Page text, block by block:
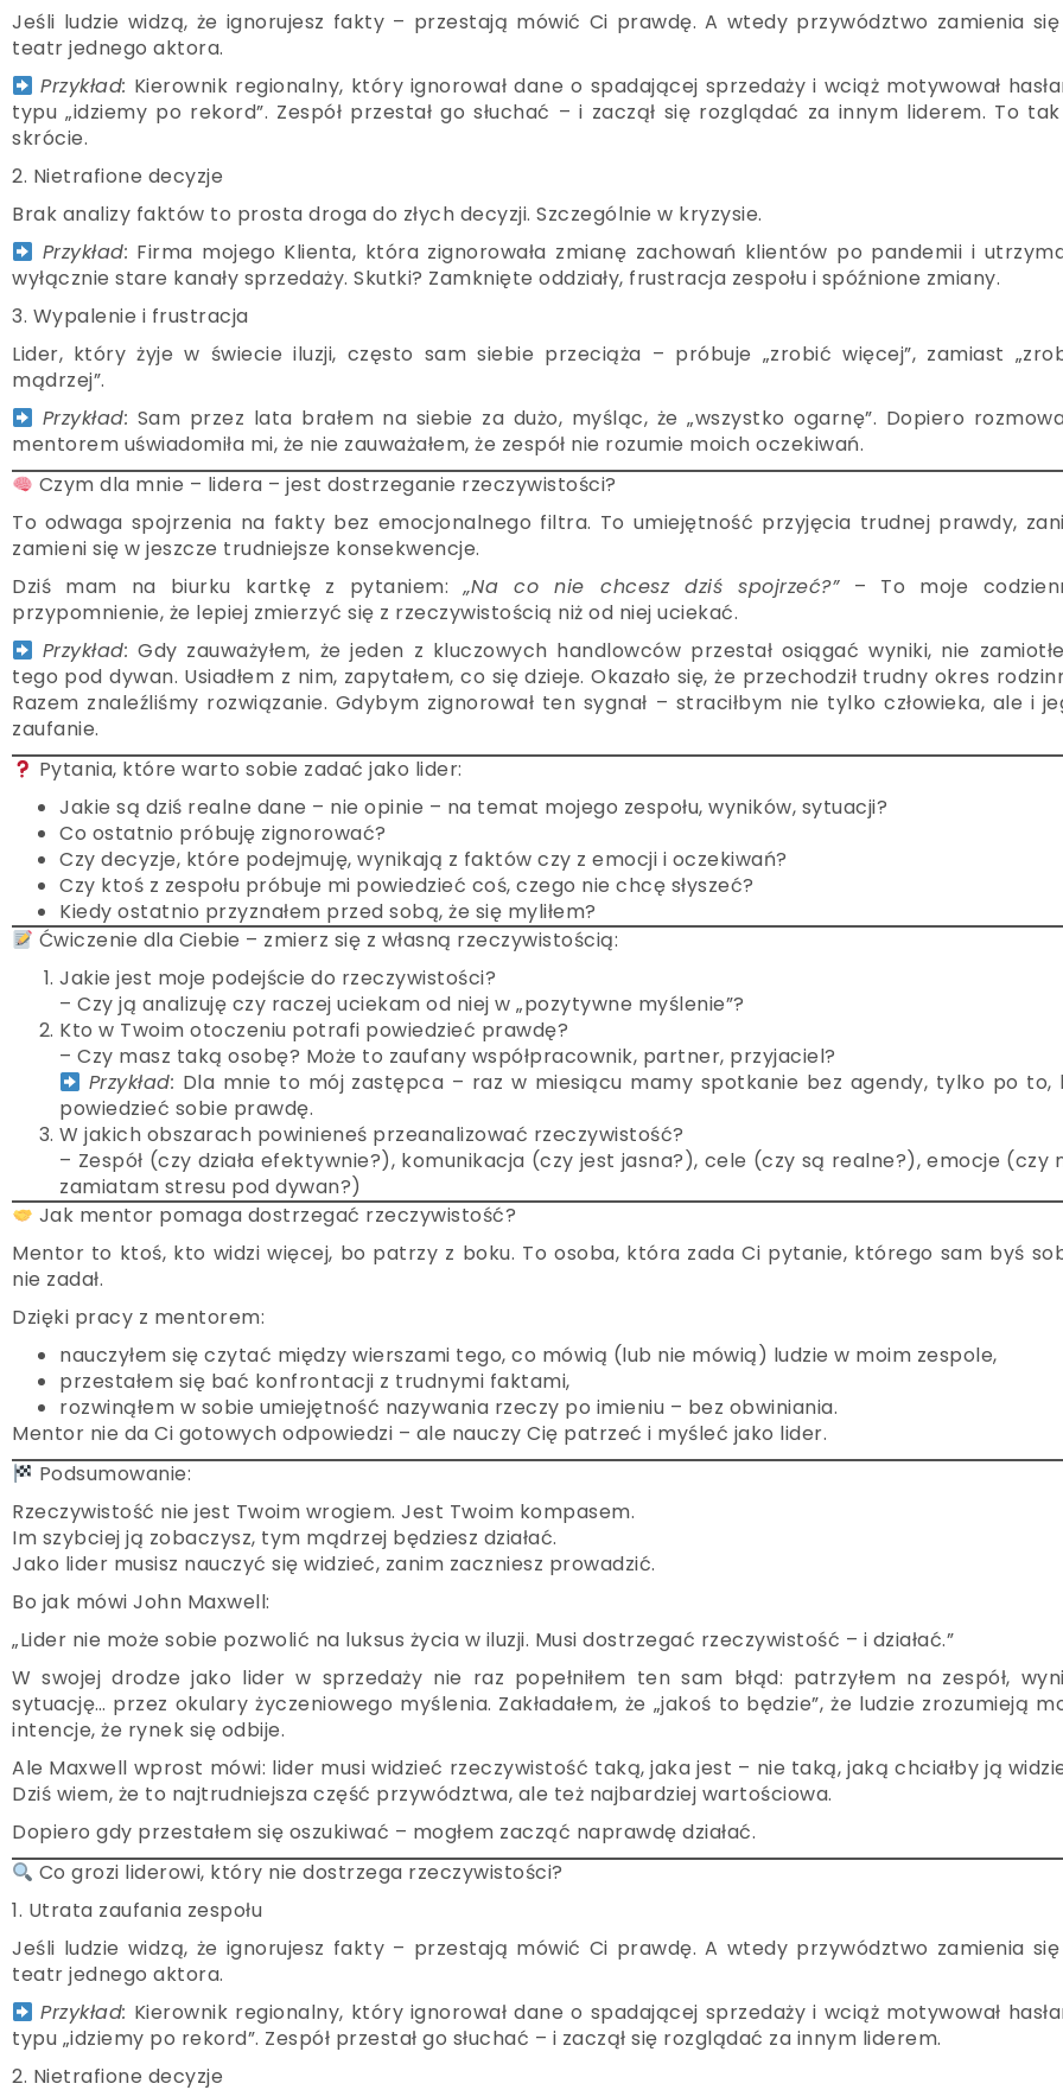
Jeśli ludzie widzą, że ignorujesz fakty – przestają mówić Ci prawdę. A wtedy przywództwo zamienia
teatr jednego aktora.
Przykład: Kierownik regionalny, który ignorował dane o spadającej sprzedaży i wciąż motywował
typu „idziemy po rekord”. Zespół przestał go słuchać – i zaczął się rozglądać za innym liderem. To
skrócie.
2. Nietrafione decyzje
Brak analizy faktów to prosta droga do złych decyzji. Szczególnie w kryzysie.
Przykład: Firma mojego Klienta, która zignorowała zmianę zachowań klientów po pandemii i
wyłącznie stare kanały sprzedaży. Skutki? Zamknięte oddziały, frustracja zespołu i spóźnione zmiany.
3. Wypalenie i frustracja
Lider, który żyje w świecie iluzji, często sam siebie przeciąża – próbuje „zrobić więcej”, zamiast
mądrzej”.
Przykład: Sam przez lata brałem na siebie za dużo, myśląc, że „wszystko ogarnę”. Dopiero
mentorem uświadomiła mi, że nie zauważałem, że zespół nie rozumie moich oczekiwań.
Czym dla mnie – lidera – jest dostrzeganie rzeczywistości?
To odwaga spojrzenia na fakty bez emocjonalnego filtra. To umiejętność przyjęcia trudnej prawdy,
zamieni się w jeszcze trudniejsze konsekwencje.
Dziś mam na biurku kartkę z pytaniem:„Na co nie chcesz dziś spojrzeć?”– To moje
przypomnienie, że lepiej zmierzyć się z rzeczywistością niż od niej uciekać.
Przykład: Gdy zauważyłem, że jeden z kluczowych handlowców przestał osiągać wyniki, nie
tego pod dywan. Usiadłem z nim, zapytałem, co się dzieje. Okazało się, że przechodził trudny okres
Razem znaleźliśmy rozwiązanie. Gdybym zignorował ten sygnał – straciłbym nie tylko człowieka, ale i
zaufanie.
Pytania, które warto sobie zadać jako lider:
Jakie są dziś realne dane – nie opinie – na temat mojego zespołu, wyników, sytuacji?
Co ostatnio próbuję zignorować?
Czy decyzje, które podejmuję, wynikają z faktów czy z emocji i oczekiwań?
Czy ktoś z zespołu próbuje mi powiedzieć coś, czego nie chcę słyszeć?
Kiedy ostatnio przyznałem przed sobą, że się myliłem?
Ćwiczenie dla Ciebie – zmierz się z własną rzeczywistością:
Jakie jest moje podejście do rzeczywistości?
– Czy ją analizuję czy raczej uciekam od niej w „pozytywne myślenie”?
Kto w Twoim otoczeniu potrafi powiedzieć prawdę?
– Czy masz taką osobę? Może to zaufany współpracownik, partner, przyjaciel?
Przykład: Dla mnie to mój zastępca – raz w miesiącu mamy spotkanie bez agendy, tylko po to,
powiedzieć sobie prawdę.
W jakich obszarach powinieneś przeanalizować rzeczywistość?
– Zespół (czy działa efektywnie?), komunikacja (czy jest jasna?), cele (czy są realne?), emocje (czy
zamiatam stresu pod dywan?)
Jak mentor pomaga dostrzegać rzeczywistość?
Mentor to ktoś, kto widzi więcej, bo patrzy z boku. To osoba, która zada Ci pytanie, którego sam byś
nie zadał.
Dzięki pracy z mentorem:
nauczyłem się czytać między wierszami tego, co mówią (lub nie mówią) ludzie w moim zespole,
przestałem się bać konfrontacji z trudnymi faktami,
rozwinąłem w sobie umiejętność nazywania rzeczy po imieniu – bez obwiniania.
Mentor nie da Ci gotowych odpowiedzi – ale nauczy Cię patrzeć i myśleć jako lider.
Podsumowanie:
Rzeczywistość nie jest Twoim wrogiem. Jest Twoim kompasem.
Im szybciej ją zobaczysz, tym mądrzej będziesz działać.
Jako lider musisz nauczyć się widzieć, zanim zaczniesz prowadzić.
Bo jak mówi John Maxwell:
„Lider nie może sobie pozwolić na luksus życia w iluzji. Musi dostrzegać rzeczywistość – i działać.”
W swojej drodze jako lider w sprzedaży nie raz popełniłem ten sam błąd: patrzyłem na zespół,
sytuację… przez okulary życzeniowego myślenia. Zakładałem, że „jakoś to będzie”, że ludzie zrozumieją
intencje, że rynek się odbije.
Ale Maxwell wprost mówi: lider musi widzieć rzeczywistość taką, jaka jest – nie taką, jaką chciałby ją
Dziś wiem, że to najtrudniejsza część przywództwa, ale też najbardziej wartościowa.
Dopiero gdy przestałem się oszukiwać – mogłem zacząć naprawdę działać.
Co grozi liderowi, który nie dostrzega rzeczywistości?
1. Utrata zaufania zespołu
Jeśli ludzie widzą, że ignorujesz fakty – przestają mówić Ci prawdę. A wtedy przywództwo zamienia
teatr jednego aktora.
Przykład: Kierownik regionalny, który ignorował dane o spadającej sprzedaży i wciąż motywował
typu „idziemy po rekord”. Zespół przestał go słuchać – i zaczął się rozglądać za innym liderem.
2. Nietrafione decyzje